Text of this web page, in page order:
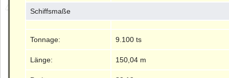
Schiffsmaße
Tonnage: 9.100 ts
Länge: 150,04 m